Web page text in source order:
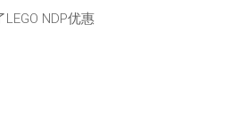
LEGO NDP优惠